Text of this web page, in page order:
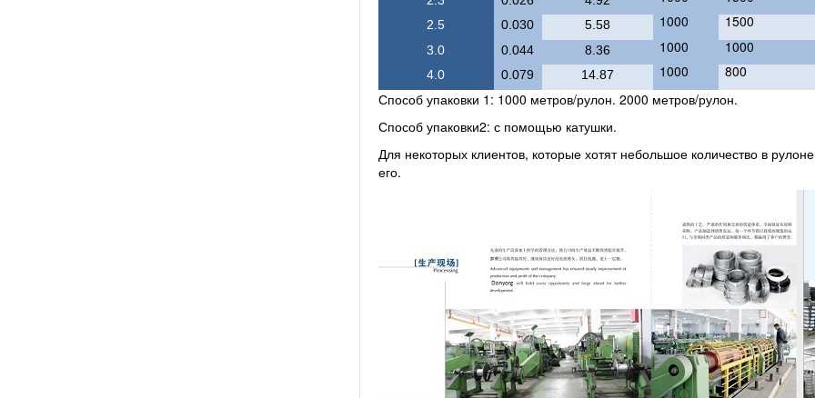
2.5 0.030 5.58 1000 1500
3.0 0.044 8.36 1000 1000
4.0 0.079 14.87 1000
800
Способ упаковки 1: 1000 метров/рулон. 2000 метров/рулон.
Способ упаковки2: с помощью катушки.
Для некоторых клиентов, которые хотят небольшое количество в
его.